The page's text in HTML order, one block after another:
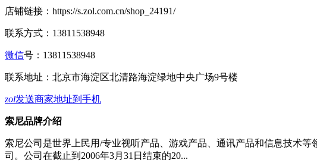
店铺链接： https://s.zol.com.cn/shop_24191/
联系方式： 13811538948
微信号： 13811538948
联系地址： 北京市海淀区北清路海淀绿地中央广场9号楼
zol发送商家地址到手机
索尼品牌介绍
索尼公司是世界上民用/专业视听产品、游戏产品、通讯产品和信息技术
司。公司在截止到2006年3月31日结束的20...